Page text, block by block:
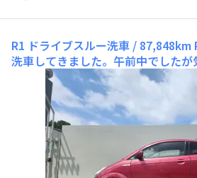
R1 ドライブスルー洗車 / 87,848km
洗車してきました。午前中でした
に洗車はこれからはできませんね。